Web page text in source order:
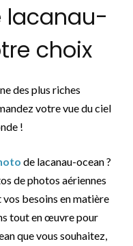
lacanau-
choix
des plus riches
votre vue du ciel
!
de lacanau-ocean ?
de photos aériennes
besoins en matière
tout en œuvre pour
que vous souhaitez,